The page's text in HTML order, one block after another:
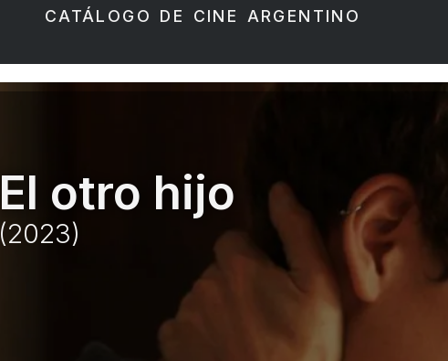
CATÁLOGO DE CINE ARGENTINO
El otro hijo
(2023)